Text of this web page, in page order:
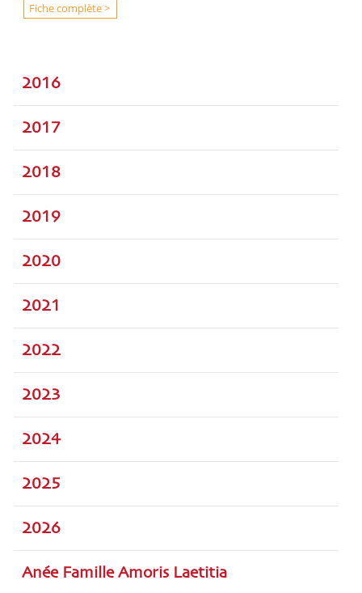
Fiche complète >
2016
2017
2018
2019
2020
2021
2022
2023
2024
2025
2026
Anée Famille Amoris Laetitia